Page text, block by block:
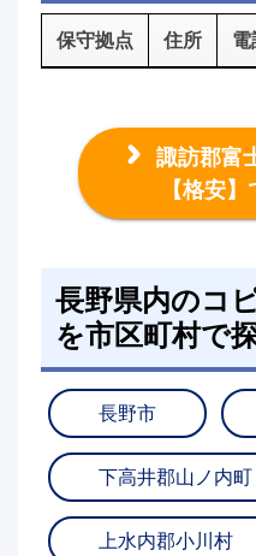
保守拠点 住所 電
諏訪郡富
【格安
長野県内のコ
を市区町村で
長野市
下高井郡山ノ内町
上水内郡小川村